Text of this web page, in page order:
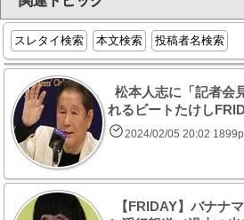
スレタイ検索 本文検索 投稿者名検索
松本人志に「記者会
れるビートたけし
2024/02/05 20:02
【FRIDAY】バナナ